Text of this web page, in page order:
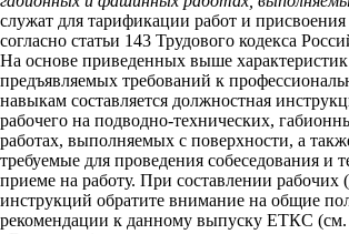
служат для тарификации работ и
согласно статьи 143 Трудового кодекса
На основе приведенных выше
предъявляемых требований к
навыкам составляется должностная
рабочего на подводно-технических,
работах, выполняемых с поверхности, а
требуемые для проведения собеседования и
приеме на работу. При составлении
инструкций обратите внимание на общие
рекомендации к данному выпуску ЕТКС (см.